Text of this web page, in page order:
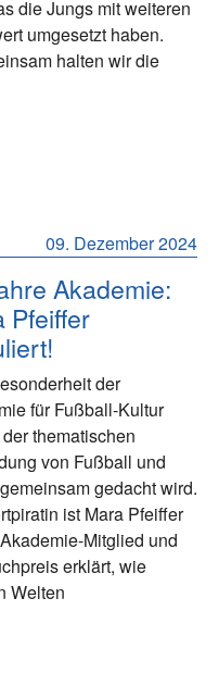
die Jungs mit weiteren
umgesetzt haben.
halten wir die
09. Dezember 2024
Akademie:
Pfeiffer
der
für Fußball-Kultur
thematischen
von Fußball und
gedacht wird.
ist Mara Pfeiffer
Mitglied und
erklärt, wie
Welten